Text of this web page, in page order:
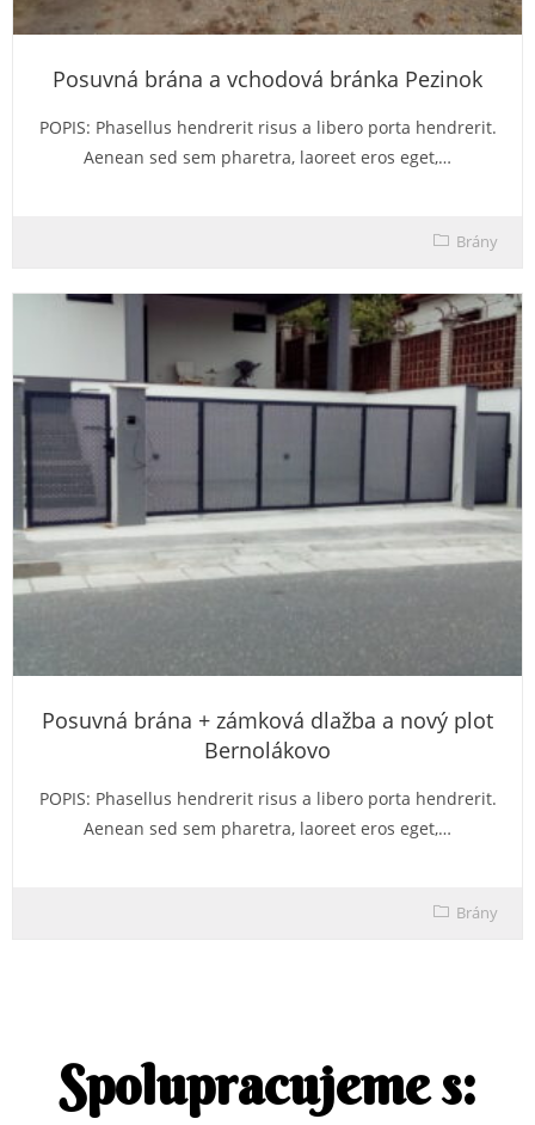
Posuvná brána a vchodová bránka Pezinok
POPIS: Phasellus hendrerit risus a libero porta hendrerit.
Aenean sed sem pharetra, laoreet eros eget,…
Brány
Posuvná brána + zámková dlažba a nový plot
Bernolákovo
POPIS: Phasellus hendrerit risus a libero porta hendrerit.
Aenean sed sem pharetra, laoreet eros eget,…
Brány
Spolupracujeme s: